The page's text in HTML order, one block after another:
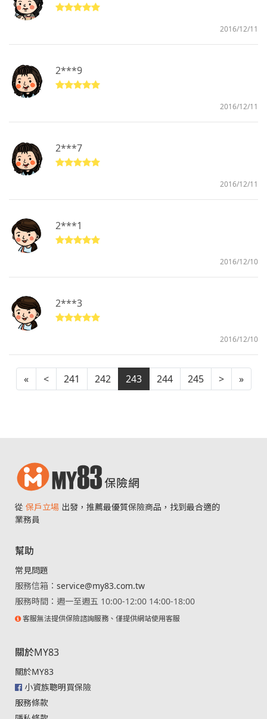
2016/12/11
2***9
2016/12/11
2***7
2016/12/11
2***1
2016/12/10
2***3
2016/12/10
« < 241 242 243 244 245 > »
從 保戶立場 出發，推薦最優質保險商品，找到最合適的
業務員
幫助
常見問題
服務信箱： service@my83.com.tw
服務時間：週一至週五 10:00-12:00 14:00-18:00
客服無法提供保險諮詢服務、僅提供網站使用客服
關於MY83
關於MY83
小資族聰明買保險
服務條款